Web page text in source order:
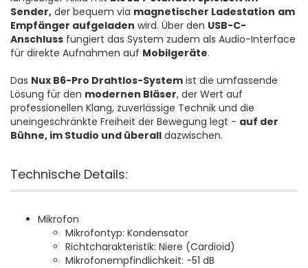
Sender, der bequem via magnetischer Ladestation am
Empfänger aufgeladen wird. Über den USB-C-
Anschluss fungiert das System zudem als Audio-Interface
für direkte Aufnahmen auf Mobilgeräte.
Das Nux B6-Pro Drahtlos-System ist die umfassende
Lösung für den modernen Bläser, der Wert auf
professionellen Klang, zuverlässige Technik und die
uneingeschränkte Freiheit der Bewegung legt - auf der
Bühne, im Studio und überall dazwischen.
Technische Details:
Mikrofon
Mikrofontyp: Kondensator
Richtcharakteristik: Niere (Cardioid)
Mikrofonempfindlichkeit: -51 dB